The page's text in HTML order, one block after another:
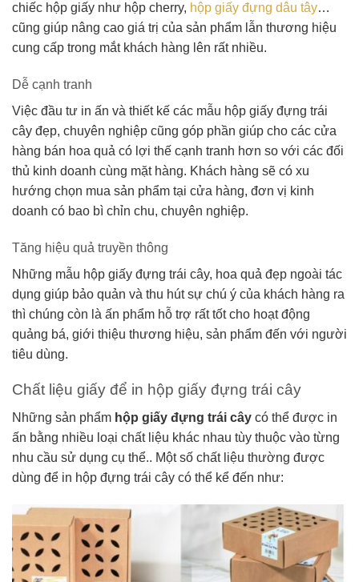
chiếc hộp giấy như hộp cherry, hộp giấy đựng dâu tây…
cũng giúp nâng cao giá trị của sản phẩm lẫn thương hiệu
cung cấp trong mắt khách hàng lên rất nhiều.
Dễ cạnh tranh
Việc đầu tư in ấn và thiết kế các mẫu hộp giấy đựng trái
cây đẹp, chuyên nghiệp cũng góp phần giúp cho các cửa
hàng bán hoa quả có lợi thế cạnh tranh hơn so với các đối
thủ kinh doanh cùng mặt hàng. Khách hàng sẽ có xu
hướng chọn mua sản phẩm tại cửa hàng, đơn vị kinh
doanh có bao bì chỉn chu, chuyên nghiệp.
Tăng hiệu quả truyền thông
Những mẫu hộp giấy đựng trái cây, hoa quả đẹp ngoài tác
dụng giúp bảo quản và thu hút sự chú ý của khách hàng ra
thì chúng còn là ấn phẩm hỗ trợ rất tốt cho hoạt động
quảng bá, giới thiệu thương hiệu, sản phẩm đến với người
tiêu dùng.
Chất liệu giấy để in hộp giấy đựng trái cây
Những sản phẩm hộp giấy đựng trái cây có thể được in
ấn bằng nhiều loại chất liệu khác nhau tùy thuộc vào từng
nhu cầu sử dụng cụ thể.. Một số chất liệu thường được
dùng để in hộp đựng trái cây có thể kể đến như: